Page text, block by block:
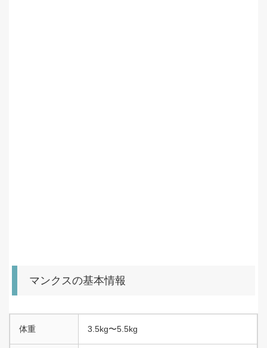
マンクスの基本情報
体重 3.5kg〜5.5kg